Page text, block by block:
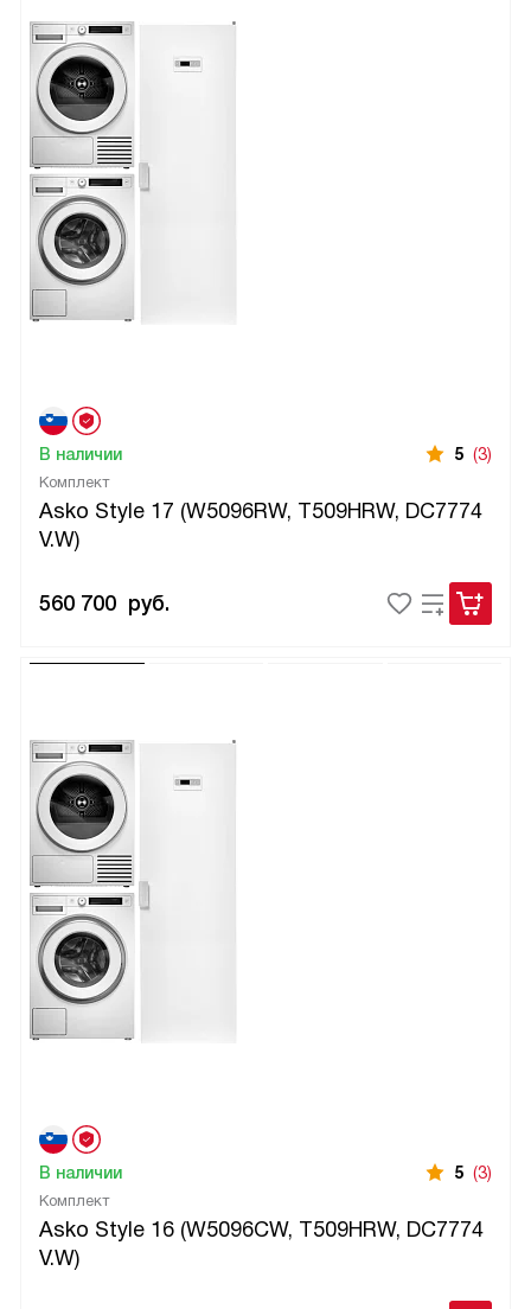
Комплект
Asko Style 17 (W5096RW, T509HRW, DC7774
V.W)
В наличии 5 (3)
560 700 руб.
Комплект
Asko Style 16 (W5096CW, T509HRW, DC7774
V.W)
В наличии 5 (3)